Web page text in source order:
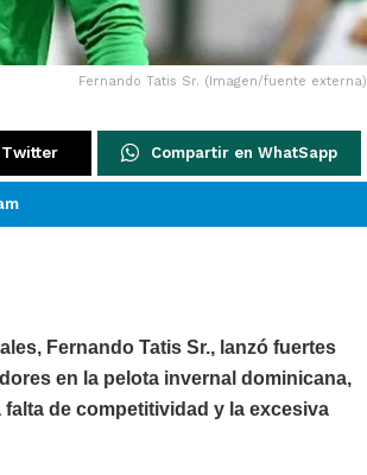
Fernando Tatis Sr. (Imagen/fuente externa)
Twitter Compartir en WhatSapp
Fernando Tatis Sr., lanzó fuertes
en la pelota invernal dominicana,
de competitividad y la excesiva